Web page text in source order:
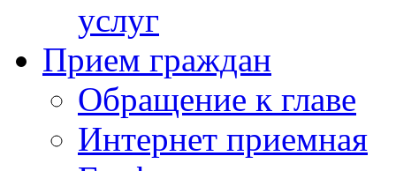
услуг
Прием граждан
Обращение к главе
Интернет приемная